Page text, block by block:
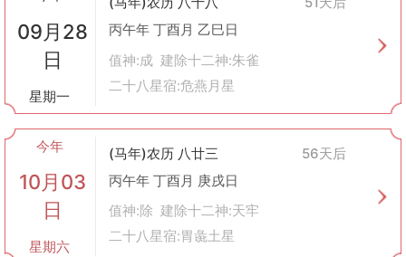
09月28
日
星期一
丙午年 丁酉月 乙巳日
值神:成 建除十二神:朱雀
二十八星宿:危燕月星
今年
10月03
日
星期六
(马年)农历 八廿三
56天后
丙午年 丁酉月 庚戌日
值神:除 建除十二神:天牢
二十八星宿:胃彘土星